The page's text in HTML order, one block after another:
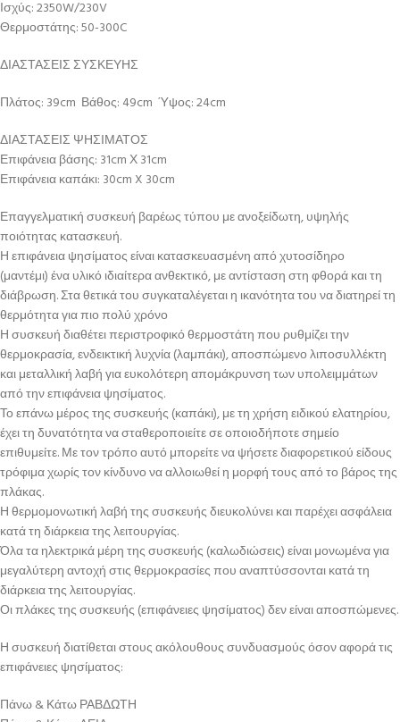
Ισχύς: 2350W/230V
Θερμοστάτης: 50-300C
ΔΙΑΣΤΑΣΕΙΣ ΣΥΣΚΕΥΗΣ
Πλάτος: 39cm Βάθος: 49cm Ύψος: 24cm
ΔΙΑΣΤΑΣΕΙΣ ΨΗΣΙΜΑΤΟΣ
Επιφάνεια βάσης: 31cm Χ 31cm
Επιφάνεια καπάκι: 30cm X 30cm
Επαγγελματική συσκευή βαρέως τύπου με ανοξείδωτη, υψηλής
ποιότητας κατασκευή.
Η επιφάνεια ψησίματος είναι κατασκευασμένη από χυτοσίδηρο
(μαντέμι) ένα υλικό ιδιαίτερα ανθεκτικό, με αντίσταση στη φθορά και τη
διάβρωση. Στα θετικά του συγκαταλέγεται η ικανότητα του να διατηρεί τη
θερμότητα για πιο πολύ χρόνο
Η συσκευή διαθέτει περιστροφικό θερμοστάτη που ρυθμίζει την
θερμοκρασία, ενδεικτική λυχνία (λαμπάκι), αποσπώμενο λιποσυλλέκτη
και μεταλλική λαβή για ευκολότερη απομάκρυνση των υπολειμμάτων
από την επιφάνεια ψησίματος.
Το επάνω μέρος της συσκευής (καπάκι), με τη χρήση ειδικού ελατηρίου,
έχει τη δυνατότητα να σταθεροποιείτε σε οποιοδήποτε σημείο
επιθυμείτε. Με τον τρόπο αυτό μπορείτε να ψήσετε διαφορετικού είδους
τρόφιμα χωρίς τον κίνδυνο να αλλοιωθεί η μορφή τους από το βάρος της
πλάκας.
Η θερμομονωτική λαβή της συσκευής διευκολύνει και παρέχει ασφάλεια
κατά τη διάρκεια της λειτουργίας.
Όλα τα ηλεκτρικά μέρη της συσκευής (καλωδιώσεις) είναι μονωμένα για
μεγαλύτερη αντοχή στις θερμοκρασίες που αναπτύσσονται κατά τη
διάρκεια της λειτουργίας.
Οι πλάκες της συσκευής (επιφάνειες ψησίματος) δεν είναι αποσπώμενες.
Η συσκευή διατίθεται στους ακόλουθους συνδυασμούς όσον αφορά τις
επιφάνειες ψησίματος:
Πάνω & Κάτω ΡΑΒΔΩΤΗ